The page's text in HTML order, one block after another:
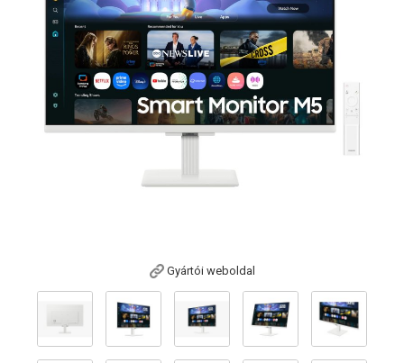
Gyártói weboldal